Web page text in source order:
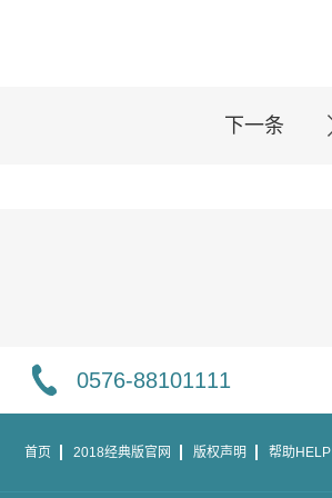
下一条
0576-88101111
首页 2018经典版官网 版权声明 帮助HELP